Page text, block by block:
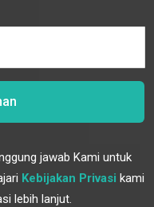
jawab Kami untuk
Kebijakan Privasi kami
lebih lanjut.